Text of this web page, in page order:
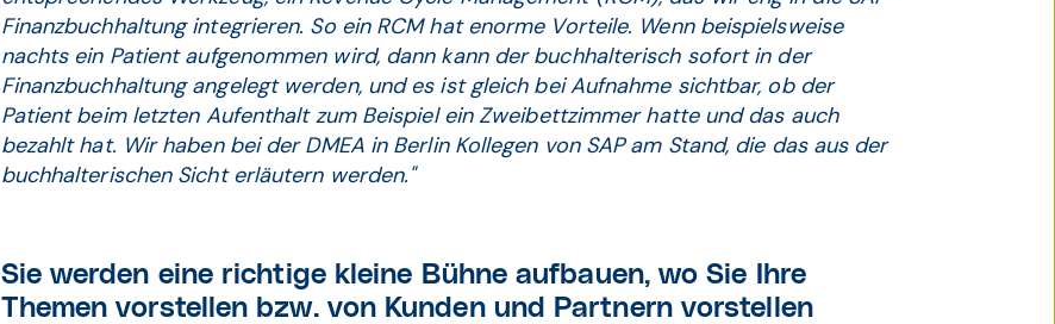
Finanzbuchhaltung integrieren. So ein RCM hat enorme Vorteile. Wenn beispielsweise
nachts ein Patient aufgenommen wird, dann kann der buchhalterisch sofort in der
Finanzbuchhaltung angelegt werden, und es ist gleich bei Aufnahme sichtbar, ob der
Patient beim letzten Aufenthalt zum Beispiel ein Zweibettzimmer hatte und das auch
bezahlt hat. Wir haben bei der DMEA in Berlin Kollegen von SAP am Stand, die das aus der
buchhalterischen Sicht erläutern werden."
Sie werden eine richtige kleine Bühne aufbauen, wo Sie Ihre
Themen vorstellen bzw. von Kunden und Partnern vorstellen